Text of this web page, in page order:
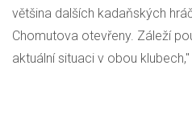
většina dalších kadaňských
Chomutova otevřeny. Záleží
aktuální situaci v obou klubech,"